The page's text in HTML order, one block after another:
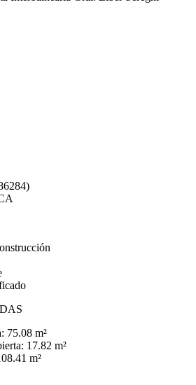
75.08 m²
17.82 m²
m²